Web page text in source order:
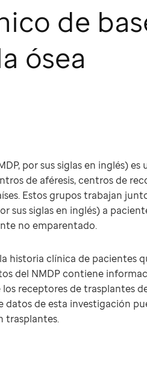
de
ósea
por sus siglas en inglés)
de aféresis, centros de
Estos grupos trabajan
sus siglas en inglés) a
no emparentado.
historia clínica de pacientes
del NMDP contiene
receptores de trasplantes
de esta investigación
trasplantes.